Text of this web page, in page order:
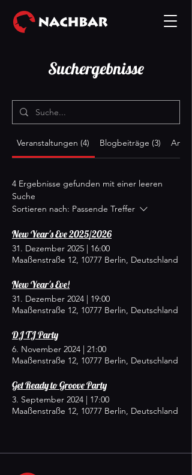
Suchergebnisse
Veranstaltungen (4) Blogbeiträge (3)
4 Ergebnisse gefunden mit einer leeren
Suche
Sortieren nach: Passende Treffer
New Year's Eve 2025/2026
31. Dezember 2025 | 16:00
Maaßenstraße 12, 10777 Berlin, Deutschland
New Year's Eve!
31. Dezember 2024 | 19:00
Maaßenstraße 12, 10777 Berlin, Deutschland
DJ TJ Party
6. November 2024 | 21:00
Maaßenstraße 12, 10777 Berlin, Deutschland
Get Ready to Groove Party
3. September 2024 | 17:00
Maaßenstraße 12, 10777 Berlin, Deutschland